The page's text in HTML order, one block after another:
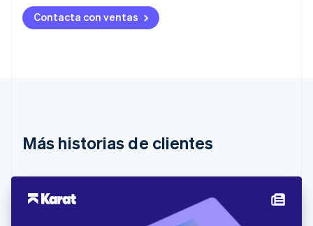
Contacta con ventas
Más historias de clientes
Australia
English
English
Canadá
China continental
简体中文
Chipre